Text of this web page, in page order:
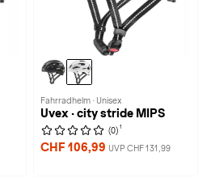
Fahrradhelm · Unisex
Uvex · city stride MIPS
(0) 1
CHF 106,99 UVP CHF 131,99